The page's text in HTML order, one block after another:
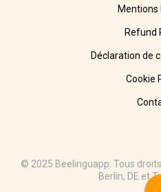
Mentions
Refund
Déclaration de
Cookie
© 2025 Beelinguapp. Tous
Berlin, DE et